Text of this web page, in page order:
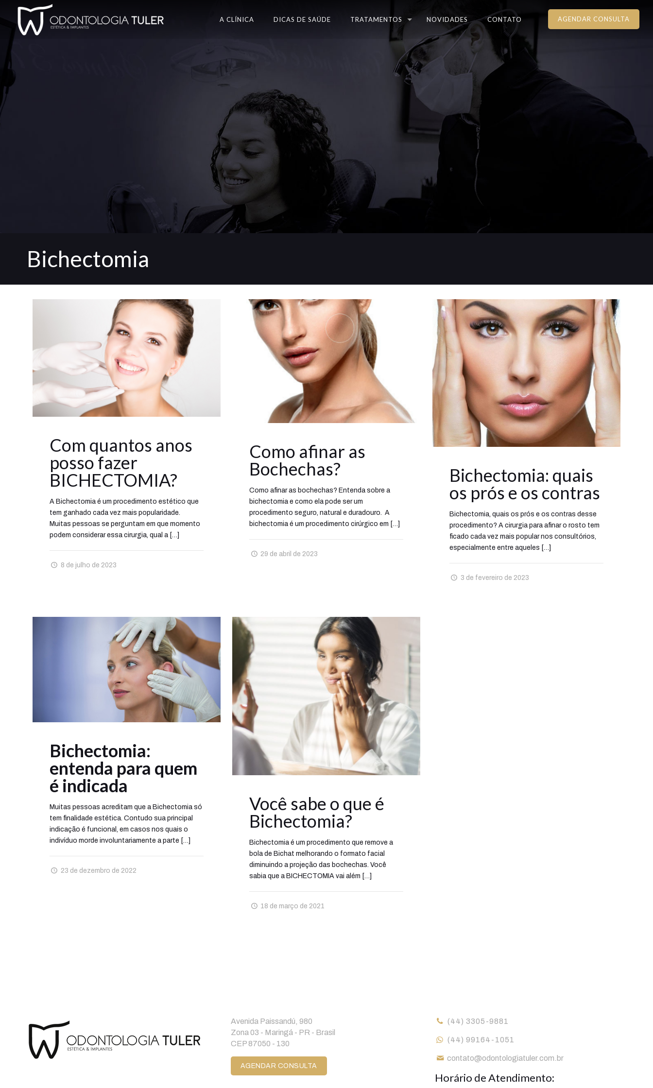
A CLÍNICA DICAS DE SAÚDE TRATAMENTOS NOVIDADES CONTATO AGENDAR CONSULTA
Bichectomia
Com quantos anos
posso fazer
BICHECTOMIA?
A Bichectomia é um procedimento estético que
tem ganhado cada vez mais popularidade.
Muitas pessoas se perguntam em que momento
podem considerar essa cirurgia, qual a[…]
8 de julho de 2023
Como afinar as
Bochechas?
Como afinar as bochechas? Entenda sobre a
bichectomia e como ela pode ser um
procedimento seguro, natural e duradouro. A
bichectomia é um procedimento cirúrgico em […]
29 de abril de 2023
Bichectomia: quais
os prós e os contras
Bichectomia, quais os prós e os contras desse
procedimento? A cirurgia para afinar o rosto tem
ficado cada vez mais popular nos consultórios,
especialmente entre aqueles […]
3 de fevereiro de 2023
Bichectomia:
entenda para quem
é indicada
Muitas pessoas acreditam que a Bichectomia só
tem finalidade estética. Contudo sua principal
indicação é funcional, em casos nos quais o
indivíduo morde involuntariamente a parte […]
23 de dezembro de 2022
Você sabe o que é
Bichectomia?
Bichectomia é um procedimento que remove a
bola de Bichat melhorando o formato facial
diminuindo a projeção das bochechas. Você
sabia que a BICHECTOMIA vai além […]
18 de março de 2021
Avenida Paissandú, 980
Zona 03 - Maringá - PR - Brasil
CEP 87050 - 130
AGENDAR CONSULTA
(44) 3305-9881
(44) 99164-1051
contato@odontologiatuler.com.br
Horário de Atendimento: